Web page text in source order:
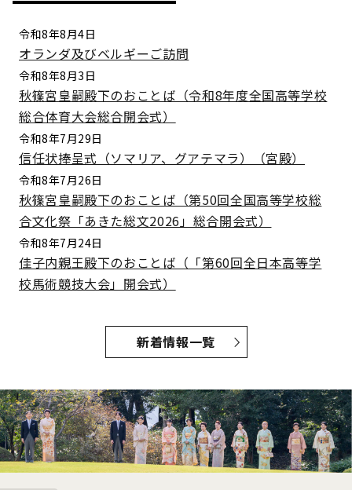
令和8年8月4日
オランダ及びベルギーご訪問
令和8年8月3日
秋篠宮皇嗣殿下のおことば（令和8年度全国高等学校
総合体育大会総合開会式）
令和8年7月29日
信任状捧呈式（ソマリア、グアテマラ）（宮殿）
令和8年7月26日
秋篠宮皇嗣殿下のおことば（第50回全国高等学校総
合文化祭「あきた総文2026」総合開会式）
令和8年7月24日
佳子内親王殿下のおことば（「第60回全日本高等学
校馬術競技大会」開会式）
新着情報一覧